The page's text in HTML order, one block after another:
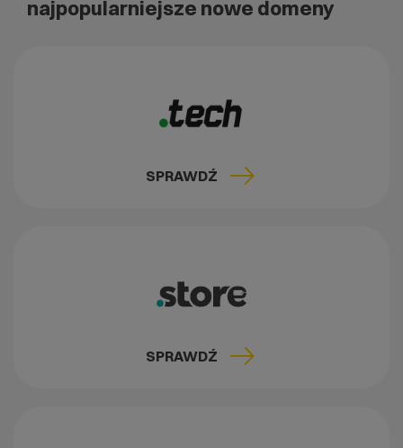
najpopularniejsze nowe domeny
SPRAWDŹ
SPRAWDŹ